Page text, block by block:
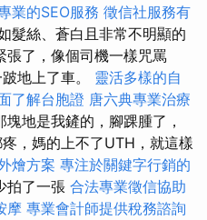
業的SEO服務 徵信社服務有
髮絲、蒼白且非常不明顯的
了，像個司機一樣咒罵
地上了車。 靈活多樣的自
了解台胞證 唐六典專業治療
塊地是我鏟的，腳踝腫了，
，媽的上不了UTH，就這樣
燴方案 專注於關鍵字行銷的
拍了一張 合法專業徵信協助
摩 專業會計師提供稅務諮詢